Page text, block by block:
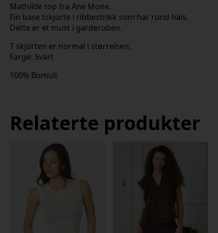
Mathilde top fra Ane Mone.
Fin base tskjorte i ribbestrikk som har rund hals.
Dette er et must i garderoben.
T skjorten er normal i størrelsen.
Farge: Svart
100% Bomull.
Relaterte produkter